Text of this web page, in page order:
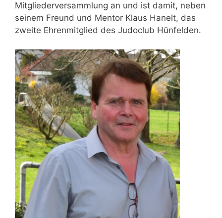
Mitgliederversammlung an und ist damit, neben
seinem Freund und Mentor Klaus Hanelt, das
zweite Ehrenmitglied des Judoclub Hünfelden.